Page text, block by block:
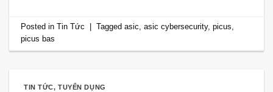
Posted inTin Tức Taggedasic ,asic cybersecurity,picus
picus bas
TIN TỨC,TUYỂN DỤNG